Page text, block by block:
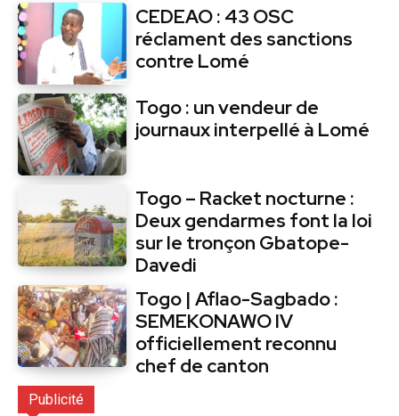
CEDEAO : 43 OSC
réclament des sanctions
contre Lomé
Togo : un vendeur de
journaux interpellé à Lomé
Togo – Racket nocturne :
Deux gendarmes font la loi
sur le tronçon Gbatope-
Davedi
Togo | Aflao-Sagbado :
SEMEKONAWO IV
officiellement reconnu
chef de canton
Publicité